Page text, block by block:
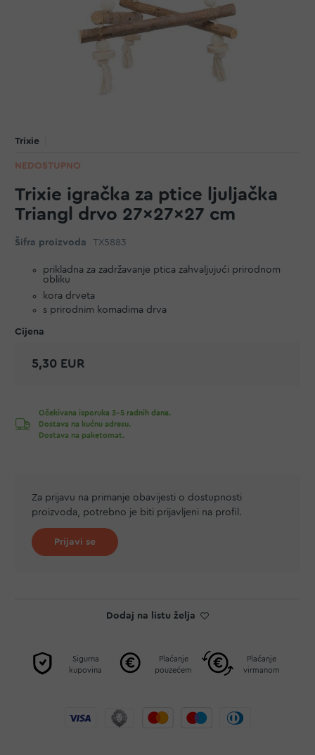
Trixie
NEDOSTUPNO
Trixie igračka za ptice ljuljačka
Triangl drvo 27x27x27 cm
Šifra proizvoda TX5883
prikladna za zadržavanje ptica zahvaljujući prirodnom
obliku
kora drveta
s prirodnim komadima drva
5,30 EUR
Očekivana isporuka 3-5 radnih dana.
Dostava na kućnu adresu.
Dostava na paketomat.
Za prijavu na primanje obavijesti o dostupnosti
proizvoda, potrebno je biti prijavljeni na profil.
Prijavi se
Dodaj na listu želja
Sigurna
kupovina
Plaćanje
pouzećem
Plaćanje
virmanom